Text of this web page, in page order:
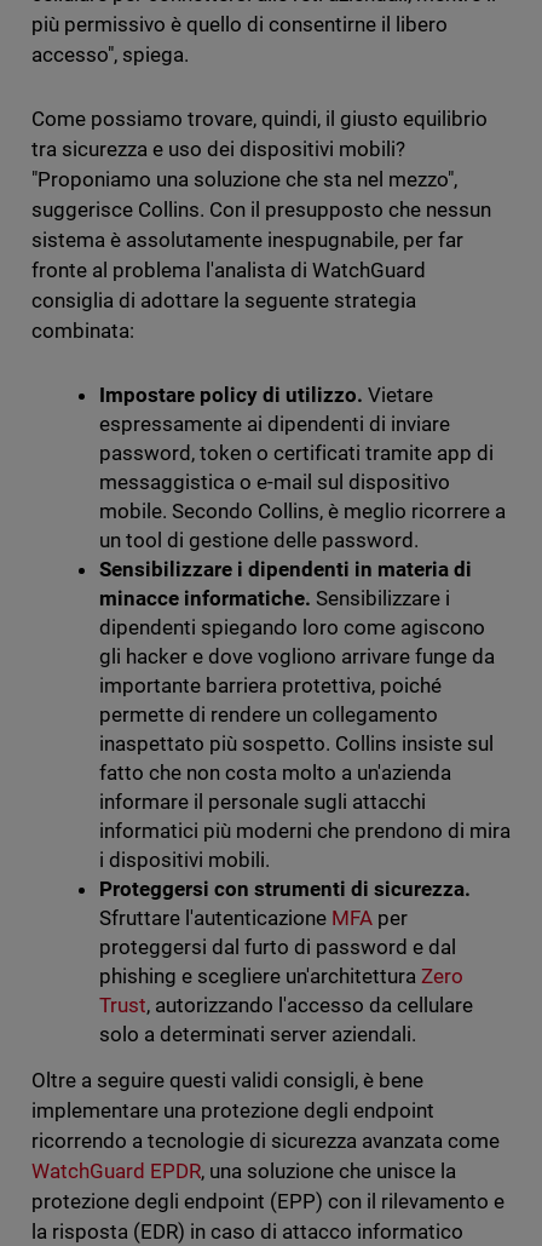
più permissivo è quello di consentirne il libero
accesso", spiega.
Come possiamo trovare, quindi, il giusto equilibrio
tra sicurezza e uso dei dispositivi mobili?
"Proponiamo una soluzione che sta nel mezzo",
suggerisce Collins. Con il presupposto che nessun
sistema è assolutamente inespugnabile, per far
fronte al problema l'analista di WatchGuard
consiglia di adottare la seguente strategia
combinata:
Impostare policy di utilizzo. Vietare
espressamente ai dipendenti di inviare
password, token o certificati tramite app di
messaggistica o e-mail sul dispositivo
mobile. Secondo Collins, è meglio ricorrere a
un tool di gestione delle password.
Sensibilizzare i dipendenti in materia di
minacce informatiche. Sensibilizzare i
dipendenti spiegando loro come agiscono
gli hacker e dove vogliono arrivare funge da
importante barriera protettiva, poiché
permette di rendere un collegamento
inaspettato più sospetto. Collins insiste sul
fatto che non costa molto a un'azienda
informare il personale sugli attacchi
informatici più moderni che prendono di mira
i dispositivi mobili.
Proteggersi con strumenti di sicurezza.
Sfruttare l'autenticazione MFA per
proteggersi dal furto di password e dal
phishing e scegliere un'architetturaZero
Trust, autorizzando l'accesso da cellulare
solo a determinati server aziendali.
Oltre a seguire questi validi consigli, è bene
implementare una protezione degli endpoint
ricorrendo a tecnologie di sicurezza avanzata come
WatchGuard EPDR, una soluzione che unisce la
protezione degli endpoint (EPP) con il rilevamento e
la risposta (EDR) in caso di attacco informatico